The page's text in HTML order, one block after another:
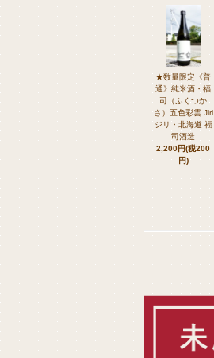
★数量限定《普
通》純米酒・福
司（ふくつか
さ）五色彩雲 Jiri
ジリ・北海道 福
司酒造
2,200円(税200
円)